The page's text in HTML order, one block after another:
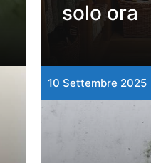
solo ora
10 Settembre 2025